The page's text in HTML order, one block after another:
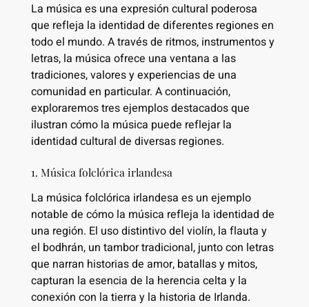
La música es una expresión cultural poderosa
que refleja la identidad de diferentes regiones en
todo el mundo. A través de ritmos, instrumentos y
letras, la música ofrece una ventana a las
tradiciones, valores y experiencias de una
comunidad en particular. A continuación,
exploraremos tres ejemplos destacados que
ilustran cómo la música puede reflejar la
identidad cultural de diversas regiones.
1. Música folclórica irlandesa
La música folclórica irlandesa es un ejemplo
notable de cómo la música refleja la identidad de
una región. El uso distintivo del violín, la flauta y
el bodhrán, un tambor tradicional, junto con letras
que narran historias de amor, batallas y mitos,
capturan la esencia de la herencia celta y la
conexión con la tierra y la historia de Irlanda.